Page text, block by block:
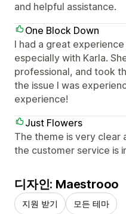
and helpful assistance.
One Block Down
I had a great
especially with Karla.
professional, and took
the issue I was
experience!
Just Flowers
The theme is very clear
the customer service is
디자인: Maestrooo
지원 받기 모든 테마